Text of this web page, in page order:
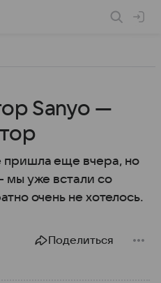
Sanyo —
пришла еще вчера, но
мы уже встали со
очень не хотелось.
Поделиться